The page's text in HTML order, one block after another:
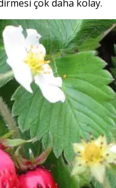
çok daha kolay.